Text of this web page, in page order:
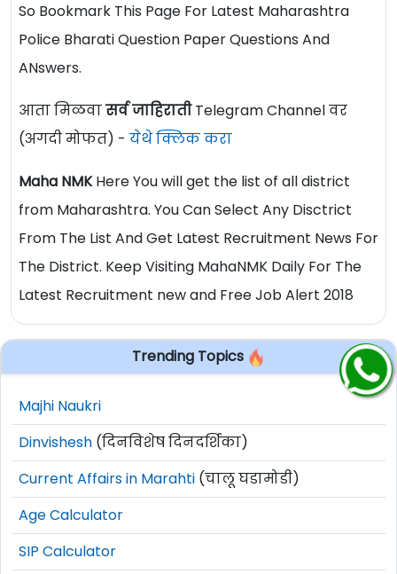
So Bookmark This Page For Latest Maharashtra
Police Bharati Question Paper Questions And
ANswers.
आता मिळवासर्व जाहिरातीTelegram Channel वर
(अगदी मोफत) - येथे क्लिक करा
Maha NMKHere You will get the list of all district
from Maharashtra. You Can Select Any Disctrict
From The List And Get Latest Recruitment News For
The District. Keep Visiting MahaNMK Daily For The
Latest Recruitment new and Free Job Alert 2018
Trending Topics
Majhi Naukri
Dinvishesh (दिनविशेष दिनदर्शिका)
Current Affairs in Marahti (चालू घडामोडी)
Age Calculator
SIP Calculator